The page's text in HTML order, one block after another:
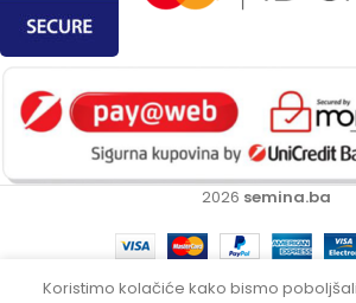
2026 semina.ba
Koristimo kolačiće kako bismo
Villager